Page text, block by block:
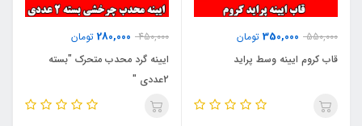
550,000
350,000 تومان
قاب کروم ایینه وسط پراید
450,000
280,000 تومان
ایینه گرد محدب متحرک "بسته
2عددی "